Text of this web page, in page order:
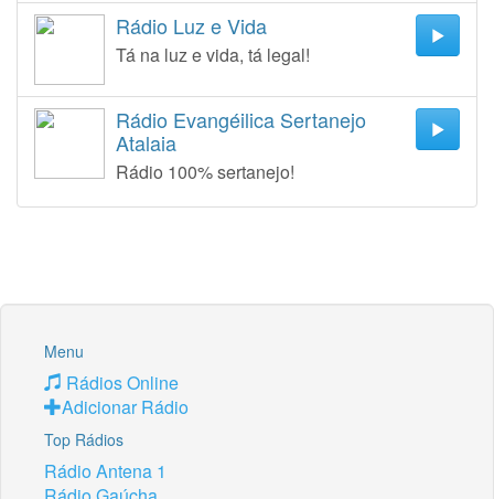
Rádio Luz e Vida
Tá na luz e vida, tá legal!
Rádio Evangéilica Sertanejo
Atalaia
Rádio 100% sertanejo!
Menu
Rádios Online
Adicionar Rádio
Top Rádios
Rádio Antena 1